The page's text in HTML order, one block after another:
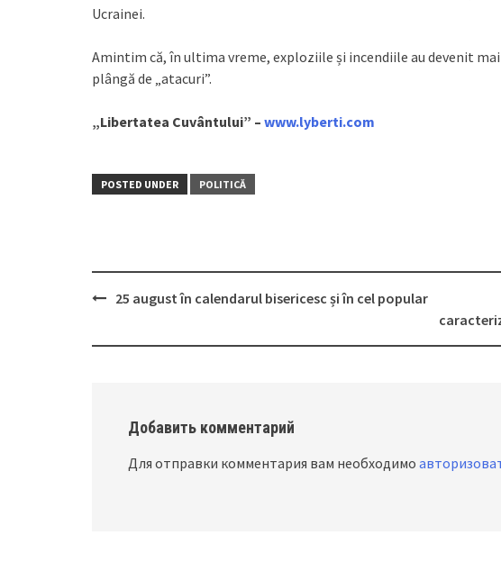
Ucrainei.
Amintim că, în ultima vreme, exploziile și incendiile au devenit
plângă de „atacuri”.
„Libertatea Cuvântului” – www.lyberti.com
POSTED UNDER POLITICĂ
navigation
25 august în calendarul bisericesc și în cel popular
Добавить комментарий
Для отправки комментария вам необходимо